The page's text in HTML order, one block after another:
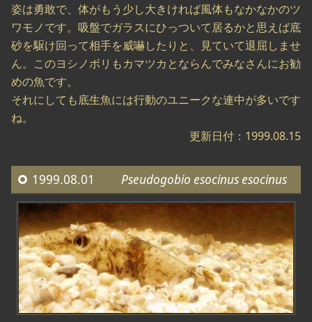
姿は勇敢で、体がもう少し大きければ風体もなかなかのツ
ワモノです。吸盤でガラスにひっついて居るかと思えば底
砂を駆け回って相手を威嚇したりと、見ていて退屈しませ
ん。このヨシノボリもカマツカとならんでみなさんにお勧
めの魚です。
それにしても底生魚には行動のユニークな連中が多いです
ね。
更新日付：1999.08.15
1999.08.01 Pseudogobio esocinus esocinus